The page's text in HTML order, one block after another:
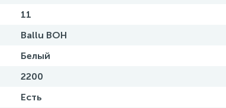
11
Ballu BOH
Белый
2200
Есть